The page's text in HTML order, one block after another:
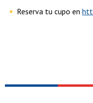
Reserva tu cupo en